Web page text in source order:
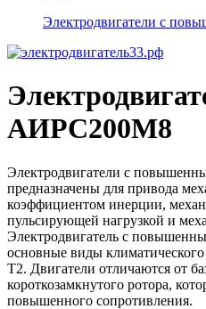
Электродвигатели с
АИРС200М8
Электродвигатели с
предназначены для привода
коэффициентом инерции,
пульсирующей нагрузкой и
Электродвигатель с
основные виды
Т2. Двигатели отличаются от
короткозамкнутого ротора,
повышенного сопротивления.